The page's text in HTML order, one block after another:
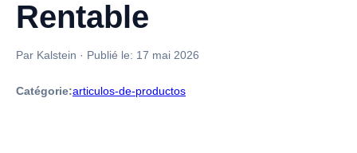
Rentable
Par Kalstein · Publié le: 17 mai 2026
Catégorie:articulos-de-productos